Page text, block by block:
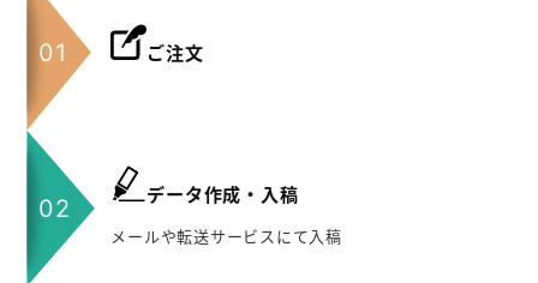
ご注文
データ作成・入稿
メールや転送サービスにて入稿